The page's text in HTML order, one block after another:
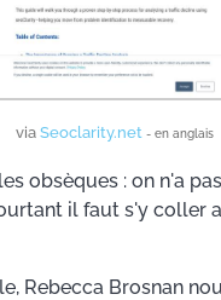
via Seoclarity.net - en anglais
obsèques : on n'a
il faut s'y coller
Rebecca Brosnan